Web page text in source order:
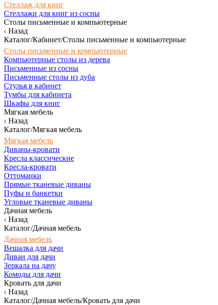
Стеллаж для книг
Стеллажи для книг из сосны
Столы письменные и компьютерные
Назад
Каталог/Кабинет/Столы письменные и компьютерные
Столы письменные и компьютерные
Компьютерные столы из дерева
Письменные из сосны
Письменные столы из дуба
Стулья в кабинет
Тумбы для кабинета
Шкафы для книг
Мягкая мебель
Назад
Каталог/Мягкая мебель
Мягкая мебель
Диваны-кровати
Кресла классические
Кресла-кровати
Оттоманки
Прямые тканевые диваны
Пуфы и банкетки
Угловые тканевые диваны
Дачная мебель
Назад
Каталог/Дачная мебель
Дачная мебель
Вешалка для дачи
Диван для дачи
Зеркала на дачу
Комоды для дачи
Кровать для дачи
Назад
Каталог/Дачная мебель/Кровать для дачи